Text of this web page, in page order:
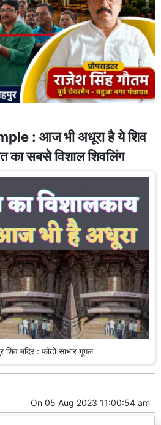
: आज भी अधूरा है ये शिव
का सबसे विशाल शिवलिंग
शिव मंदिर : फोटो साभार गूगल
On 05 Aug 2023 11:00:54 am